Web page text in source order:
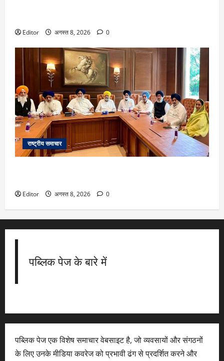
Editor अगस्त 8, 2026 0
राष्ट्रीय समाचार
Editor अगस्त 8, 2026 0
पब्लिक पेज के बारे में
पब्लिक पेज एक विशेष समाचार वेबसाइट है, जो व्यवसायों और संगठनों
के लिए उनके मीडिया कवरेज को प्रभावी ढंग से प्रदर्शित करने और